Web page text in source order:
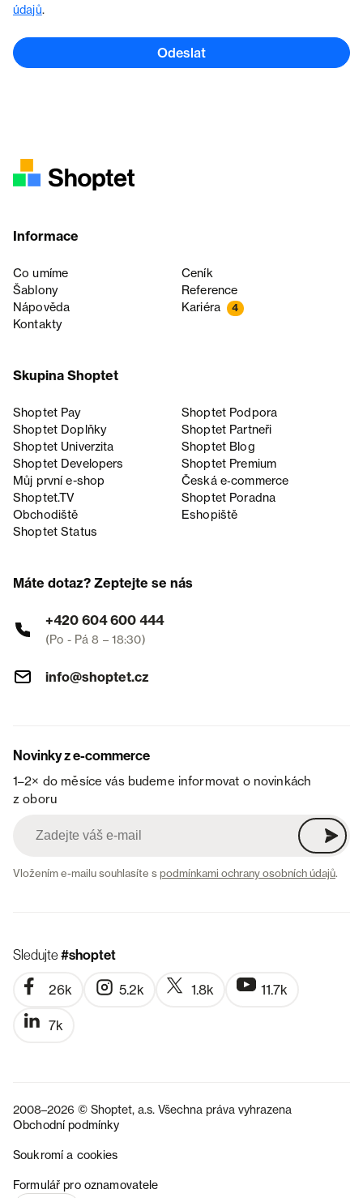
údajů.
Odeslat
Informace
Co umíme
Ceník
Šablony
Reference
Nápověda
Kariéra 4
Kontakty
Skupina Shoptet
Shoptet Pay
Shoptet Podpora
Shoptet Doplňky
Shoptet Partneři
Shoptet Univerzita
Shoptet Blog
Shoptet Developers
Shoptet Premium
Můj první e-shop
Česká e‑commerce
Shoptet.TV
Shoptet Poradna
Obchodiště
Eshopiště
Shoptet Status
Máte dotaz? Zeptejte se nás
+420 604 600 444
(Po - Pá 8 – 18:30)
info@shoptet.cz
Novinky z e-commerce
1–2× do měsíce vás budeme informovat o novinkách
z oboru
Vložením e-mailu souhlasíte spodmínkami ochrany osobních údajů.
Sledujte#shoptet
26k 5.2k 1.8k 11.7k
7k
2008–2026 © Shoptet, a.s. Všechna práva vyhrazena
Obchodní podmínky
Soukromí a cookies
Formulář pro oznamovatele